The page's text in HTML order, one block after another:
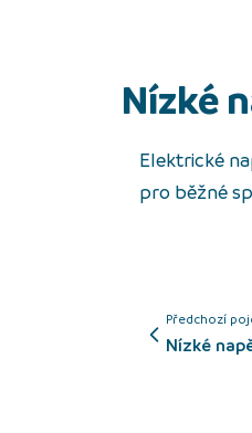
nízké
Elektrické
pro běžné
Předchozí
nízké